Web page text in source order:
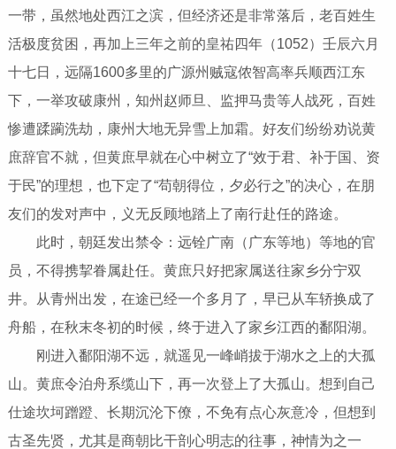
一带，虽然地处西江之滨，但经济还是非常落后，老百姓生
活极度贫困，再加上三年之前的皇祐四年（1052）壬辰六月
十七日，远隔1600多里的广源州贼寇侬智高率兵顺西江东
下，一举攻破康州，知州赵师旦、监押马贵等人战死，百姓
惨遭蹂躏洗劫，康州大地无异雪上加霜。好友们纷纷劝说黄
庶辞官不就，但黄庶早就在心中树立了“效于君、补于国、资
于民”的理想，也下定了“苟朝得位，夕必行之”的决心，在朋
友们的发对声中，义无反顾地踏上了南行赴任的路途。
此时，朝廷发出禁令：远铨广南（广东等地）等地的官
员，不得携挈眷属赴任。黄庶只好把家属送往家乡分宁双
井。从青州出发，在途已经一个多月了，早已从车轿换成了
舟船，在秋末冬初的时候，终于进入了家乡江西的鄱阳湖。
刚进入鄱阳湖不远，就遥见一峰峭拔于湖水之上的大孤
山。黄庶令泊舟系缆山下，再一次登上了大孤山。想到自己
仕途坎坷蹭蹬、长期沉沦下僚，不免有点心灰意冷，但想到
古圣先贤，尤其是商朝比干剖心明志的往事，神情为之一